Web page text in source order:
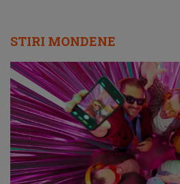
STIRI MONDENE